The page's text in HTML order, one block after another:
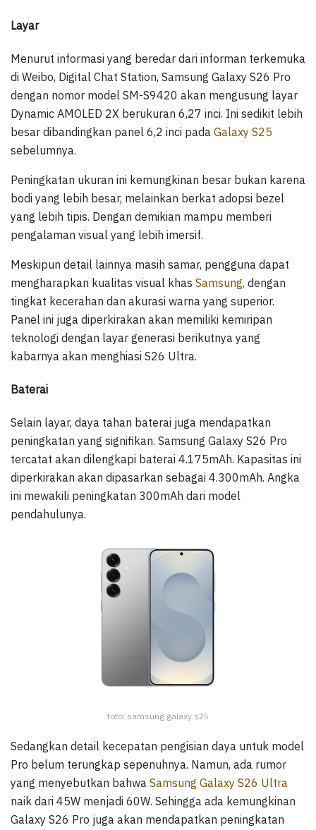
Layar
Menurut informasi yang beredar dari informan terkemuka
di Weibo, Digital Chat Station, Samsung Galaxy S26 Pro
dengan nomor model SM-S9420 akan mengusung layar
Dynamic AMOLED 2X berukuran 6,27 inci. Ini sedikit lebih
besar dibandingkan panel 6,2 inci pada Galaxy S25
sebelumnya.
Peningkatan ukuran ini kemungkinan besar bukan karena
bodi yang lebih besar, melainkan berkat adopsi bezel
yang lebih tipis. Dengan demikian mampu memberi
pengalaman visual yang lebih imersif.
Meskipun detail lainnya masih samar, pengguna dapat
mengharapkan kualitas visual khas Samsung, dengan
tingkat kecerahan dan akurasi warna yang superior.
Panel ini juga diperkirakan akan memiliki kemiripan
teknologi dengan layar generasi berikutnya yang
kabarnya akan menghiasi S26 Ultra.
Baterai
Selain layar, daya tahan baterai juga mendapatkan
peningkatan yang signifikan. Samsung Galaxy S26 Pro
tercatat akan dilengkapi baterai 4.175mAh. Kapasitas ini
diperkirakan akan dipasarkan sebagai 4.300mAh. Angka
ini mewakili peningkatan 300mAh dari model
pendahulunya.
foto: samsung galaxy s25
Sedangkan detail kecepatan pengisian daya untuk model
Pro belum terungkap sepenuhnya. Namun, ada rumor
yang menyebutkan bahwa Samsung Galaxy S26 Ultra
naik dari 45W menjadi 60W. Sehingga ada kemungkinan
Galaxy S26 Pro juga akan mendapatkan peningkatan